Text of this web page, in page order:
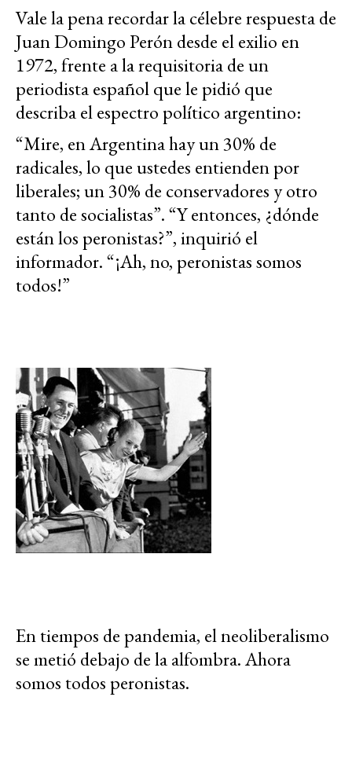
Vale la pena recordar la célebre respuesta de
Juan Domingo Perón desde el exilio en
1972, frente a la requisitoria de un
periodista español que le pidió que
describa el espectro político argentino:
“Mire, en Argentina hay un 30% de
radicales, lo que ustedes entienden por
liberales; un 30% de conservadores y otro
tanto de socialistas”. “Y entonces, ¿dónde
están los peronistas?”, inquirió el
informador. “¡Ah, no, peronistas somos
todos!”
En tiempos de pandemia, el neoliberalismo
se metió debajo de la alfombra. Ahora
somos todos peronistas.